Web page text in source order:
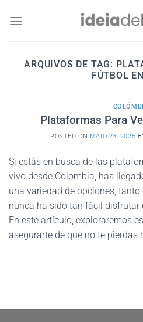
ARQUIVOS DE TAG:
FÚTBOL
Plataformas Para
POSTED ON MAIO 23, 2025
Si estás en busca de las
vivo desde Colombia, has
una variedad de opciones,
nunca ha sido tan fácil
En este artículo, exploraremos
asegurarte de que no te pierdas